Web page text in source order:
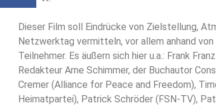
Dieser Film soll Eindrücke von Zielstellung,
Netzwerktag vermitteln, vor allem anhand
Teilnehmer. Es äußern sich hier u.a.: Frank
Redakteur Arne Schimmer, der Buchautor
Cremer (Alliance for Peace and Freedom),
Heimatpartei), Patrick Schröder (FSN-TV),